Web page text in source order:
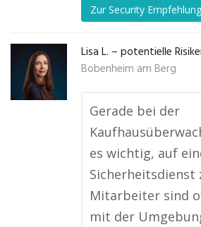
Zur Security
Lisa L. – potentielle
Bobenheim am Berg
Gerade bei der
es wichtig, auf
Sicherheitsdienst
Mitarbeiter sind
mit der